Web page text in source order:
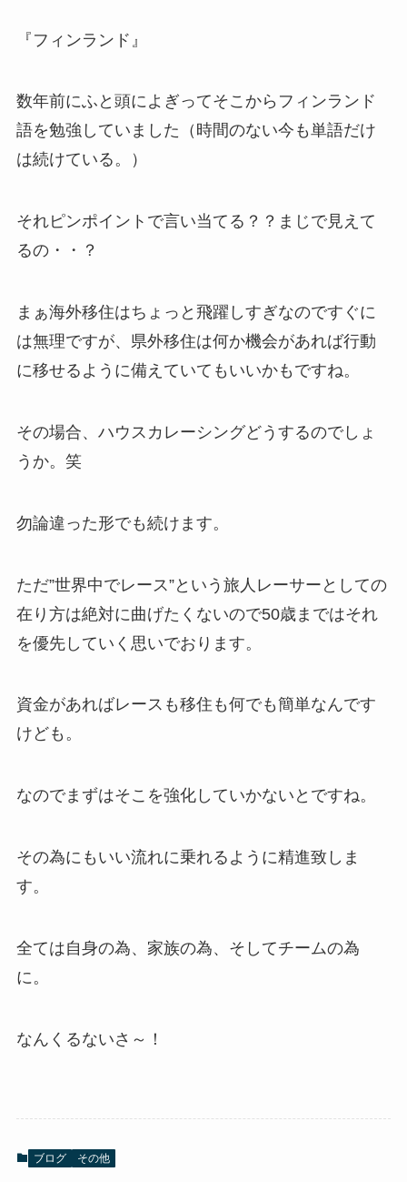
『フィンランド』
数年前にふと頭によぎってそこからフィンランド
語を勉強していました（時間のない今も単語だけ
は続けている。）
それピンポイントで言い当てる？？まじで見えて
るの・・？
まぁ海外移住はちょっと飛躍しすぎなのですぐに
は無理ですが、県外移住は何か機会があれば行動
に移せるように備えていてもいいかもですね。
その場合、ハウスカレーシングどうするのでしょ
うか。笑
勿論違った形でも続けます。
ただ”世界中でレース”という旅人レーサーとしての
在り方は絶対に曲げたくないので50歳まではそれ
を優先していく思いでおります。
資金があればレースも移住も何でも簡単なんです
けども。
なのでまずはそこを強化していかないとですね。
その為にもいい流れに乗れるように精進致しま
す。
全ては自身の為、家族の為、そしてチームの為
に。
なんくるないさ～！
ブログ その他